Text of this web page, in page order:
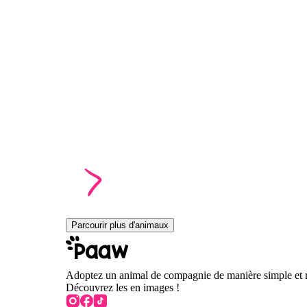
Parcourir plus d'animaux
Adoptez un animal de compagnie de manière simple et
Découvrez les en images !